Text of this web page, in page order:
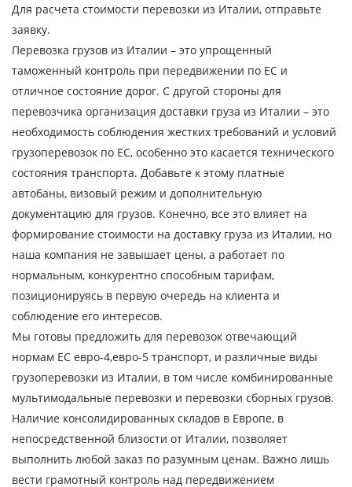
Для расчета стоимости перевозки из Италии, отправьте
заявку.
Перевозка грузов из Италии – это упрощенный
таможенный контроль при передвижении по ЕС и
отличное состояние дорог. С другой стороны для
перевозчика организация доставки груза из Италии – это
необходимость соблюдения жестких требований и условий
грузоперевозок по ЕС, особенно это касается технического
состояния транспорта. Добавьте к этому платные
автобаны, визовый режим и дополнительную
документацию для грузов. Конечно, все это влияет на
формирование стоимости на доставку груза из Италии, но
наша компания не завышает цены, а работает по
нормальным, конкурентно способным тарифам,
позиционируясь в первую очередь на клиента и
соблюдение его интересов.
Мы готовы предложить для перевозок отвечающий
нормам ЕС евро-4,евро-5 транспорт, и различные виды
грузоперевозки из Италии, в том числе комбинированные
мультимодальные перевозки и перевозки сборных грузов.
Наличие консолидированных складов в Европе, в
непосредственной близости от Италии, позволяет
выполнить любой заказ по разумным ценам. Важно лишь
вести грамотный контроль над передвижением
Наименование груза
Дата загрузки
Тип транспорта
Вес груза, ( т )
Объем груза
Контактное лицо
Контактный телефон
E-mail
Отправляя заявку, вы соглашаетесь на
обработку персональных данных.